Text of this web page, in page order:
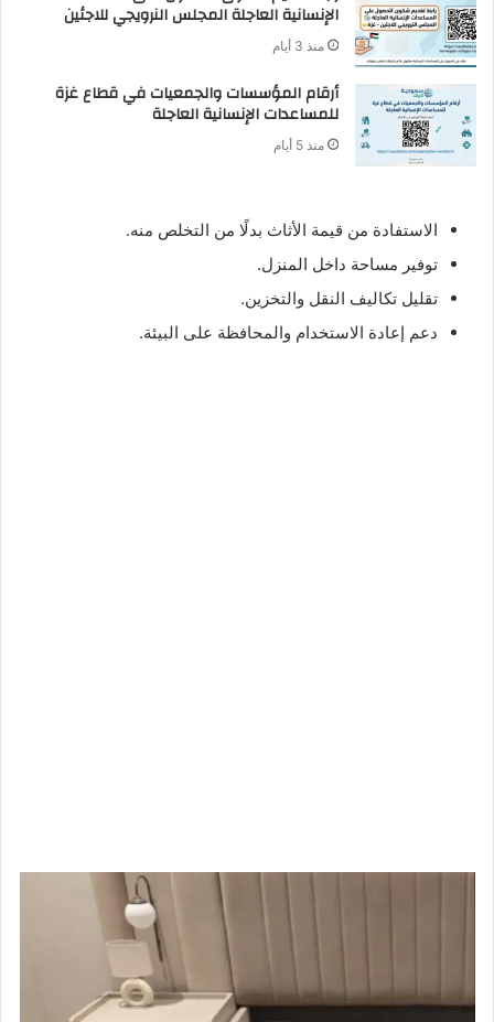
الإنسانية العاجلة المجلس النرويجي للاجئين
منذ 3 أيام
أرقام المؤسسات والجمعيات في قطاع غزة
للمساعدات الإنسانية العاجلة
منذ 5 أيام
الاستفادة من قيمة الأثاث بدلًا من التخلص منه.
توفير مساحة داخل المنزل.
تقليل تكاليف النقل والتخزين.
دعم إعادة الاستخدام والمحافظة على البيئة.